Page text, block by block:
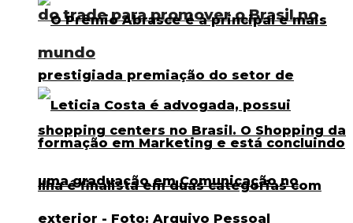
do trade para promover o Brasil no
mundo